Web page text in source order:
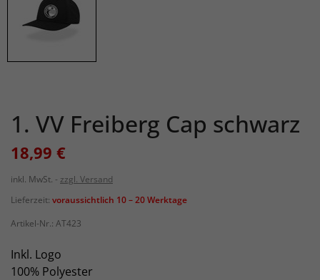
1. VV Freiberg Cap schwarz
18,99 €
inkl. MwSt.
zzgl. Versand
Lieferzeit: voraussichtlich 10 – 20 Werktage
Artikel-Nr.: AT423
Inkl. Logo
100% Polyester